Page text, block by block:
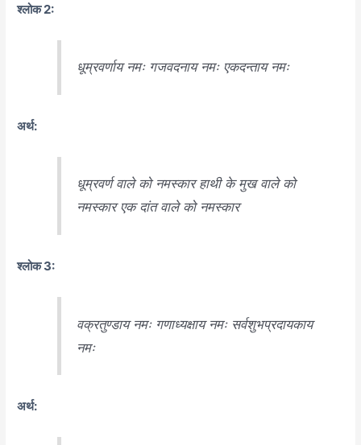
श्लोक 2:
धूम्रवर्णाय नमः गजवदनाय नमः एकदन्ताय नमः
अर्थ:
धूम्रवर्ण वाले को नमस्कार हाथी के मुख वाले को
नमस्कार एक दांत वाले को नमस्कार
श्लोक 3:
वक्रतुण्डाय नमः गणाध्यक्षाय नमः सर्वशुभप्रदायकाय
नमः
अर्थ: